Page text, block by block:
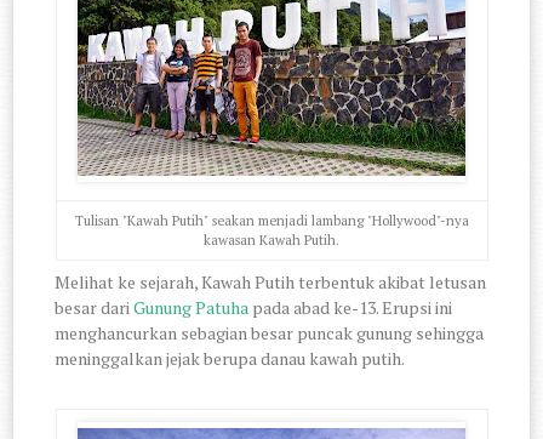
Tulisan "Kawah Putih" seakan menjadi lambang "Hollywood"-nya
kawasan Kawah Putih.
Melihat ke sejarah, Kawah Putih terbentuk akibat letusan
besar dariGunung Patuha pada abad ke-13. Erupsi ini
menghancurkan sebagian besar puncak gunung sehingga
meninggalkan jejak berupa danau kawah putih.